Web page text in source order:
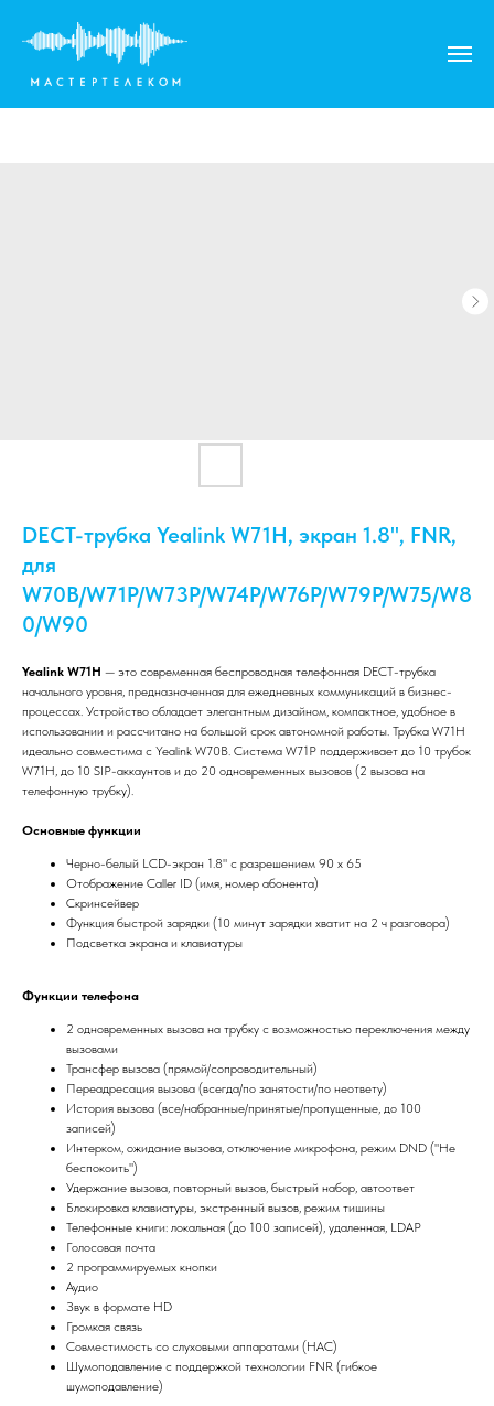
DECT-трубка Yealink W71H, экран 1.8", FNR,
для
W70B/W71P/W73P/W74P/W76P/W79P/W75/W8
0/W90
Yealink W71H — это современная беспроводная телефонная DECT-трубка
начального уровня, предназначенная для ежедневных коммуникаций в бизнес-
процессах. Устройство обладает элегантным дизайном, компактное, удобное в
использовании и рассчитано на большой срок автономной работы. Трубка W71H
идеально совместима с Yealink W70B. Система W71P поддерживает до 10 трубок
W71H, до 10 SIP-аккаунтов и до 20 одновременных вызовов (2 вызова на
телефонную трубку).
Основные функции
Черно-белый LCD-экран 1.8" с разрешением 90 х 65
Отображение Caller ID (имя, номер абонента)
Скринсейвер
Функция быстрой зарядки (10 минут зарядки хватит на 2 ч разговора)
Подсветка экрана и клавиатуры
Функции телефона
2 одновременных вызова на трубку с возможностью переключения между
вызовами
Трансфер вызова (прямой/сопроводительный)
Переадресация вызова (всегда/по занятости/по неответу)
История вызова (все/набранные/принятые/пропущенные, до 100
записей)
Интерком, ожидание вызова, отключение микрофона, режим DND ("Не
беспокоить")
Удержание вызова, повторный вызов, быстрый набор, автоответ
Блокировка клавиатуры, экстренный вызов, режим тишины
Телефонные книги: локальная (до 100 записей), удаленная, LDAP
Голосовая почта
2 программируемых кнопки
Аудио
Звук в формате HD
Громкая связь
Совместимость со слуховыми аппаратами (HAC)
Шумоподавление с поддержкой технологии FNR (гибкое
шумоподавление)